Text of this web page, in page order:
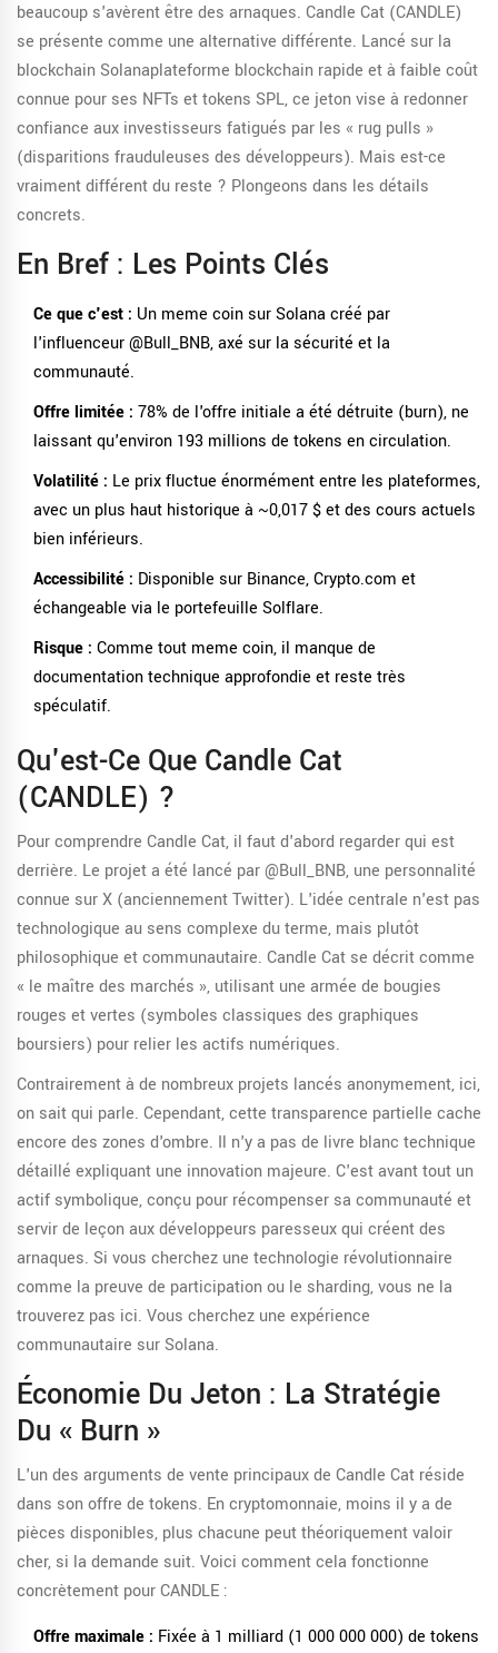
beaucoup s'avèrent être des arnaques. Candle Cat (CANDLE)
se présente comme une alternative différente. Lancé sur la
blockchainSolanaplateforme blockchain rapide et à faible coût
connue pour ses NFTs et tokens SPL, ce jeton vise à redonner
confiance aux investisseurs fatigués par les « rug pulls »
(disparitions frauduleuses des développeurs). Mais est-ce
vraiment différent du reste ? Plongeons dans les détails
concrets.
En Bref : Les Points Clés
Ce que c'est : Un meme coin sur Solana créé par
l'influenceur @Bull_BNB, axé sur la sécurité et la
communauté.
Offre limitée : 78% de l'offre initiale a été détruite (burn), ne
laissant qu'environ 193 millions de tokens en circulation.
Volatilité : Le prix fluctue énormément entre les plateformes,
avec un plus haut historique à ~0,017 $ et des cours actuels
bien inférieurs.
Accessibilité : Disponible sur Binance, Crypto.com et
échangeable via le portefeuille Solflare.
Risque : Comme tout meme coin, il manque de
documentation technique approfondie et reste très
spéculatif.
Qu'est-Ce Que Candle Cat
(CANDLE) ?
Pour comprendre Candle Cat, il faut d'abord regarder qui est
derrière. Le projet a été lancé par@Bull_BNB, une personnalité
connue sur X (anciennement Twitter). L'idée centrale n'est pas
technologique au sens complexe du terme, mais plutôt
philosophique et communautaire. Candle Cat se décrit comme
« le maître des marchés », utilisant une armée de bougies
rouges et vertes (symboles classiques des graphiques
boursiers) pour relier les actifs numériques.
Contrairement à de nombreux projets lancés anonymement, ici,
on sait qui parle. Cependant, cette transparence partielle cache
encore des zones d'ombre. Il n'y a pas de livre blanc technique
détaillé expliquant une innovation majeure. C'est avant tout un
actif symbolique, conçu pour récompenser sa communauté et
servir de leçon aux développeurs paresseux qui créent des
arnaques. Si vous cherchez une technologie révolutionnaire
comme la preuve de participation ou le sharding, vous ne la
trouverez pas ici. Vous cherchez une expérience
communautaire sur Solana.
Économie Du Jeton : La Stratégie
Du « Burn »
L'un des arguments de vente principaux de Candle Cat réside
dans son offre de tokens. En cryptomonnaie, moins il y a de
pièces disponibles, plus chacune peut théoriquement valoir
cher, si la demande suit. Voici comment cela fonctionne
concrètement pour CANDLE :
Offre maximale : Fixée à 1 milliard (1 000 000 000) de tokens